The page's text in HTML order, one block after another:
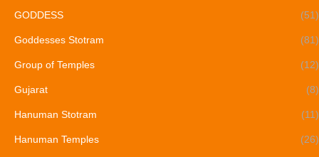
GODDESS (51)
Goddesses Stotram (81)
Group of Temples (12)
Gujarat (8)
Hanuman Stotram (11)
Hanuman Temples (26)